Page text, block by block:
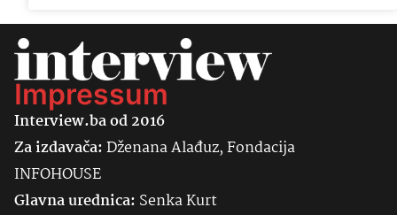
Impressum
Interview.ba od 2016
Za izdavača:Dženana Alađuz, Fondacija
INFOHOUSE
Glavna urednica: SenkaKurt